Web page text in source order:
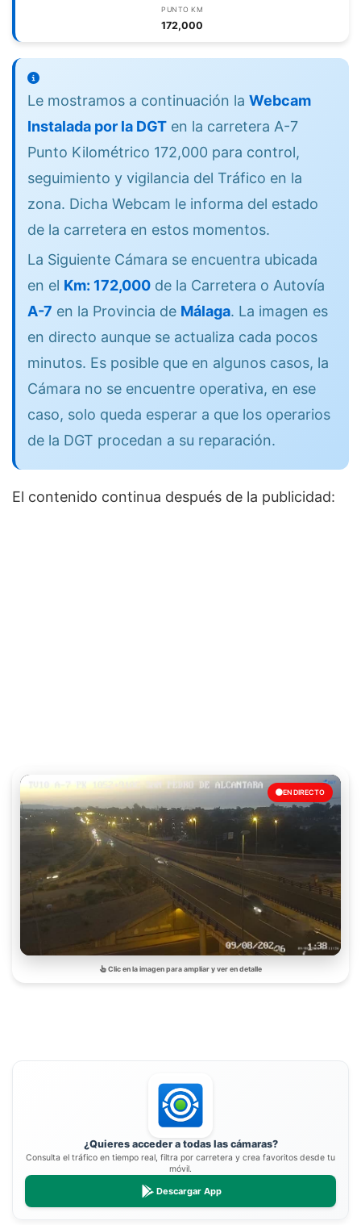
PUNTO KM
172,000
Le mostramos a continuación la Webcam
Instalada por la DGT en la carretera A-7
Punto Kilométrico 172,000 para control,
seguimiento y vigilancia del Tráfico en la
zona. Dicha Webcam le informa del estado
de la carretera en estos momentos.
La Siguiente Cámara se encuentra ubicada
en el Km: 172,000 de la Carretera o Autovía
A-7 en la Provincia de Málaga. La imagen es
en directo aunque se actualiza cada pocos
minutos. Es posible que en algunos casos, la
Cámara no se encuentre operativa, en ese
caso, solo queda esperar a que los operarios
de la DGT procedan a su reparación.
El contenido continua después de la publicidad:
EN DIRECTO
Clic en la imagen para ampliar y ver en detalle
¿Quieres acceder a todas las cámaras?
Consulta el tráfico en tiempo real, filtra por carretera y crea favoritos desde tu
móvil.
Descargar App